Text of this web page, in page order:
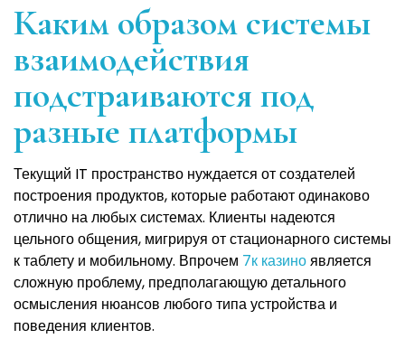
Каким образом системы
взаимодействия
подстраиваются под
разные платформы
Текущий IT пространство нуждается от создателей
построения продуктов, которые работают одинаково
отлично на любых системах. Клиенты надеются
цельного общения, мигрируя от стационарного системы
к таблету и мобильному. Впрочем 7к казиноявляется
сложную проблему, предполагающую детального
осмысления нюансов любого типа устройства и
поведения клиентов.